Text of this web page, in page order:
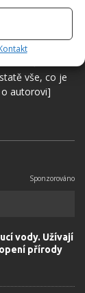
vše, co je
o autorovi]
vody. Užívají
přírody